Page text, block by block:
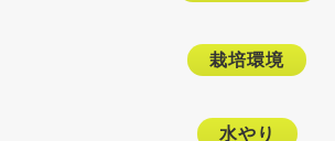
栽培環境
水やり